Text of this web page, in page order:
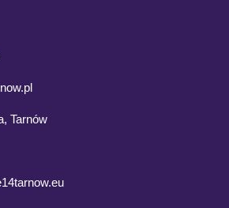
Tarnów